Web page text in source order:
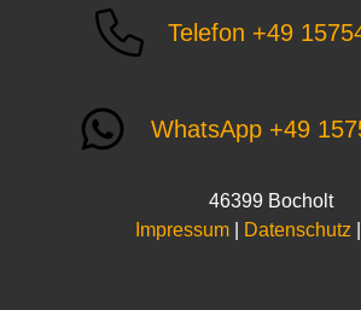
Telefon +49
WhatsApp +49
46399 Bocholt
Impressum
Datenschutz